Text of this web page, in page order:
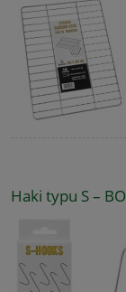
Haki typu S –